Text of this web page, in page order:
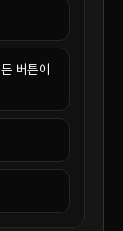
버튼이